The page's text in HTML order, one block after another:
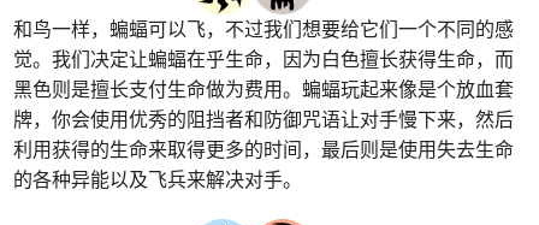
和鸟一样，蝙蝠可以飞，不过我们想要给它们一个不同的感
觉。我们决定让蝙蝠在乎生命，因为白色擅长获得生命，而
黑色则是擅长支付生命做为费用。蝙蝠玩起来像是个放血套
牌，你会使用优秀的阻挡者和防御咒语让对手慢下来，然后
利用获得的生命来取得更多的时间，最后则是使用失去生命
的各种异能以及飞兵来解决对手。